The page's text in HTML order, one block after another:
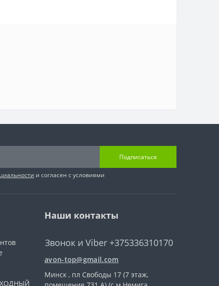
Подписаться
и согласен с условиями
Наши контакты
Звонок и Viber +375336310170
avon-top@gmail.com
Минск , пл Свободы 17 (7 этаж,